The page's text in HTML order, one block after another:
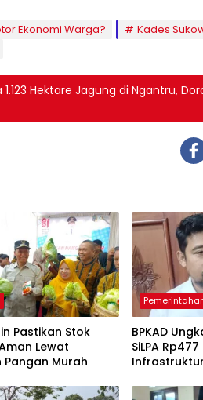
Ekonomi Warga?
Kades
Hektare Jagung di Ngantru,
Pastikan Stok
Lewat
Pangan Murah
BPKAD
SiLPA